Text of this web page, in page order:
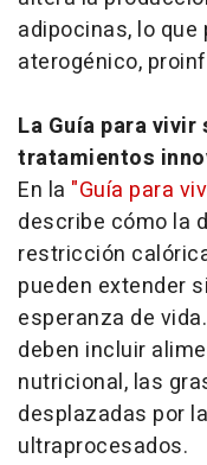
adipocinas, lo
aterogénico,
La Guía para
tratamientos
En la "Guía para
describe cómo la
restricción
pueden extender
esperanza de
deben incluir
nutricional, las
desplazadas por
ultraprocesados.